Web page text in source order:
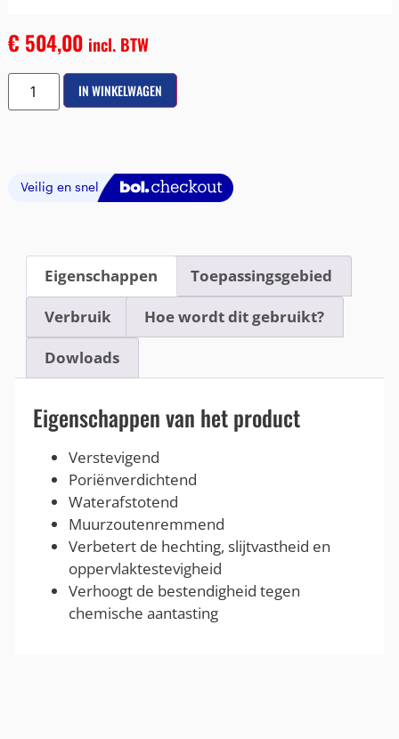
€ 504,00 incl. BTW
IN WINKELWAGEN
Eigenschappen Toepassingsgebied
Verbruik Hoe wordt dit gebruikt?
Dowloads
Eigenschappen van het product
Verstevigend
Poriënverdichtend
Waterafstotend
Muurzoutenremmend
Verbetert de hechting, slijtvastheid en
oppervlaktestevigheid
Verhoogt de bestendigheid tegen
chemische aantasting